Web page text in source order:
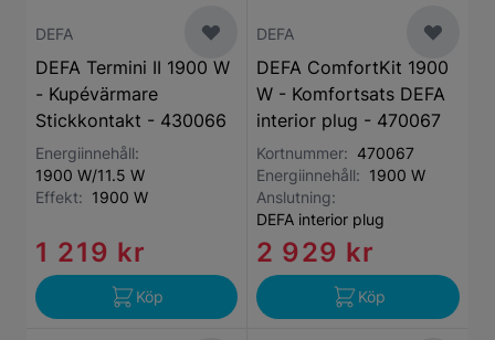
DEFA
DEFA Termini II 1900 W
- Kupévärmare
Stickkontakt - 430066
Energiinnehåll:
1900 W/11.5 W
Effekt: 1900 W
1 219 kr
Köp
DEFA
DEFA ComfortKit 1900
W - Komfortsats DEFA
interior plug - 470067
Kortnummer: 470067
Energiinnehåll: 1900 W
Anslutning:
DEFA interior plug
2 929 kr
Köp